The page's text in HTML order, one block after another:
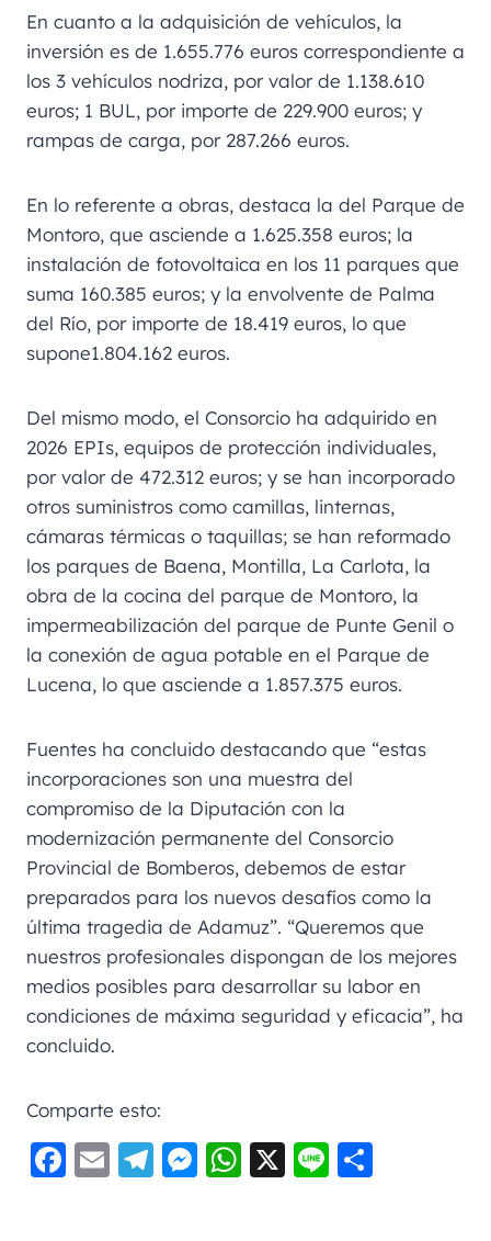
En cuanto a la adquisición de vehículos, la
inversión es de 1.655.776 euros correspondiente a
los 3 vehículos nodriza, por valor de 1.138.610
euros; 1 BUL, por importe de 229.900 euros; y
rampas de carga, por 287.266 euros.
En lo referente a obras, destaca la del Parque de
Montoro, que asciende a 1.625.358 euros; la
instalación de fotovoltaica en los 11 parques que
suma 160.385 euros; y la envolvente de Palma
del Río, por importe de 18.419 euros, lo que
supone1.804.162 euros.
Del mismo modo, el Consorcio ha adquirido en
2026 EPIs, equipos de protección individuales,
por valor de 472.312 euros; y se han incorporado
otros suministros como camillas, linternas,
cámaras térmicas o taquillas; se han reformado
los parques de Baena, Montilla, La Carlota, la
obra de la cocina del parque de Montoro, la
impermeabilización del parque de Punte Genil o
la conexión de agua potable en el Parque de
Lucena, lo que asciende a 1.857.375 euros.
Fuentes ha concluido destacando que “estas
incorporaciones son una muestra del
compromiso de la Diputación con la
modernización permanente del Consorcio
Provincial de Bomberos, debemos de estar
preparados para los nuevos desafíos como la
última tragedia de Adamuz”. “Queremos que
nuestros profesionales dispongan de los mejores
medios posibles para desarrollar su labor en
condiciones de máxima seguridad y eficacia”, ha
concluido.
Comparte esto:
F
E
Te M W X
Li